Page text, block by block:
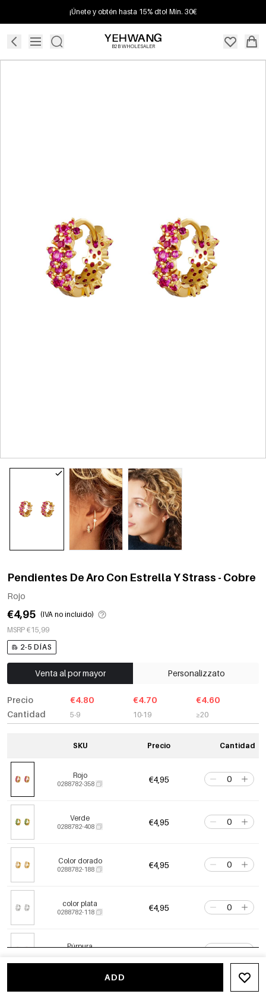
¡Únete y obtén hasta 15% dto! Mín. 30€
B2B WHOLESALER
Pendientes De Aro Con Estrella Y Strass - Cobre
Rojo
€4,95 (IVA no incluido)
MSRP €15,99
2-5 DÍAS
Venta al por mayor Personalizzato
Precio
Cantidad
€4.80
5-9
€4.70
10-19
€4.60
≥20
SKU Precio Cantidad
Rojo
0288782-358 €4,95
Verde
0288782-408 €4,95
Color dorado
0288782-188 €4,95
color plata
0288782-118 €4,95
Púrpura €4,95
ADD